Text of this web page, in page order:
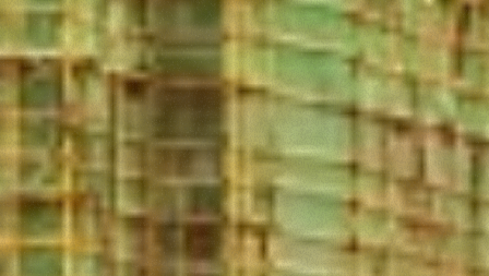
Consenso Dettagli Informazioni sui